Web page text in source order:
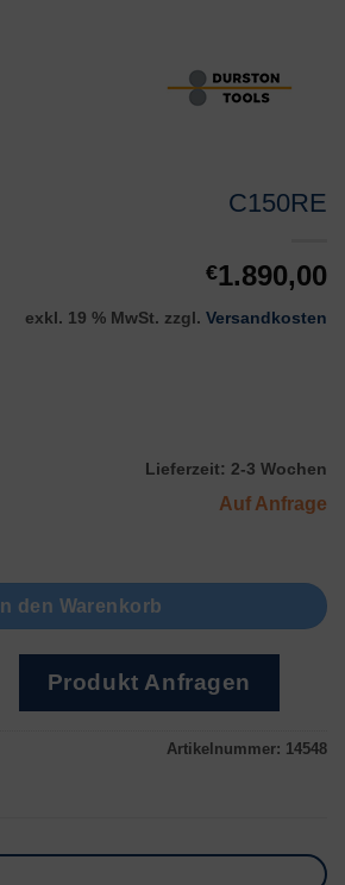
C150RE
€1.890,00
exkl. 19 % MwSt. zzgl. Versandkosten
Lieferzeit: 2-3 Wochen
Auf Anfrage
In den Warenkorb
Produkt Anfragen
Artikelnummer: 14548